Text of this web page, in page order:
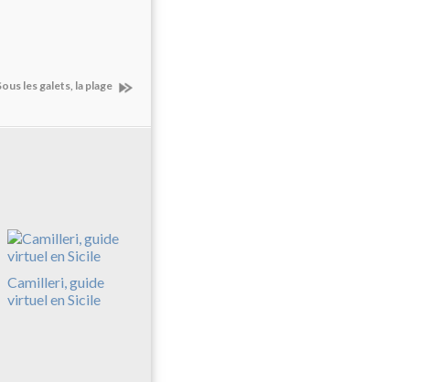
les galets, la plage
Camilleri, guide
virtuel en Sicile